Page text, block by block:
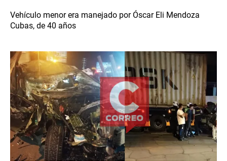
Vehículo menor era manejado por Óscar Eli Mendoza
Cubas, de 40 años